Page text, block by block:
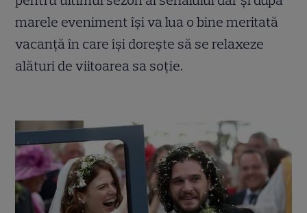
marele eveniment își va lua o bine meritată
vacanță în care își dorește să se relaxeze
alături de viitoarea sa soție.